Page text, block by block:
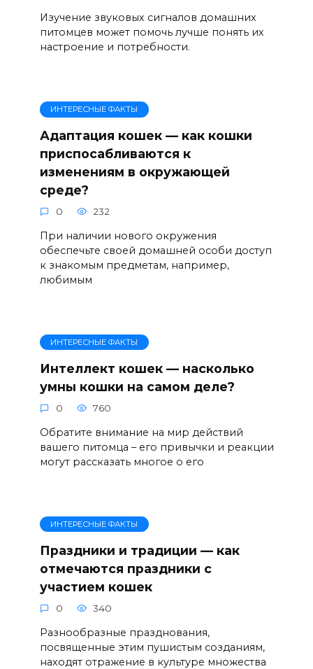
Изучение звуковых сигналов домашних
питомцев может помочь лучше понять их
настроение и потребности.
ИНТЕРЕСНЫЕ ФАКТЫ
Адаптация кошек — как кошки
приспосабливаются к
изменениям в окружающей
среде?
0 232
При наличии нового окружения
обеспечьте своей домашней особи доступ
к знакомым предметам, например,
любимым
ИНТЕРЕСНЫЕ ФАКТЫ
Интеллект кошек — насколько
умны кошки на самом деле?
0 760
Обратите внимание на мир действий
вашего питомца – его привычки и реакции
могут рассказать многое о его
ИНТЕРЕСНЫЕ ФАКТЫ
Праздники и традиции — как
отмечаются праздники с
участием кошек
0 340
Разнообразные празднования,
посвященные этим пушистым созданиям,
находят отражение в культуре множества